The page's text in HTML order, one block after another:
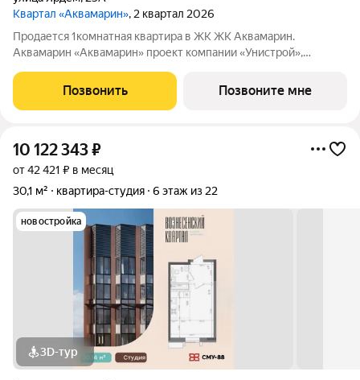
Квартал «Аквамарин», 2 квартал 2026
Продается 1комнатная квартира в ЖК ЖК Аквамарин.
Аквамарин «Аквамарин» проект компании «Унистрой»,
воды. Парк, набережная и озеро для рыбалки создают
атмосферу загородного уикенда в 5 минутах
Позвонить Позвоните мне
10 122 343₽
от 42 421 ₽ в месяц
30,1 м²
квартира-студия 6 этаж из 22
новостройка
3D-тур